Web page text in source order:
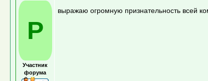
P
Участник
форума
выражаю огромную признательность всей